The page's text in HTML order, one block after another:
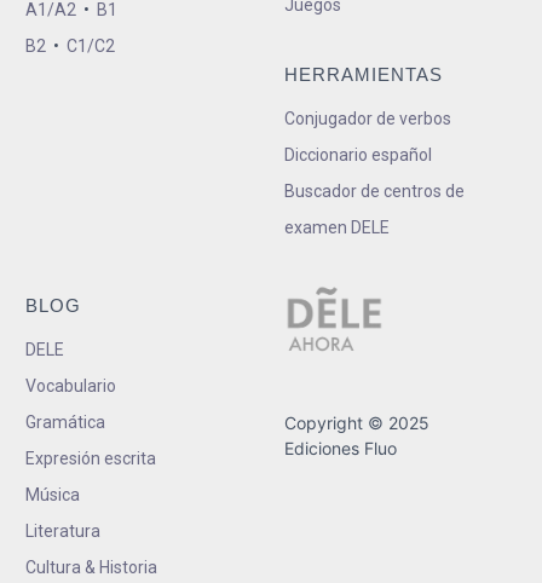
A1/A2 • B1
B2 • C1/C2
Juegos
HERRAMIENTAS
Conjugador de verbos
Diccionario español
Buscador de centros de
examen DELE
BLOG
DELE
Vocabulario
Gramática
Expresión escrita
Música
Literatura
Cultura & Historia
Copyright © 2025
Ediciones Fluo